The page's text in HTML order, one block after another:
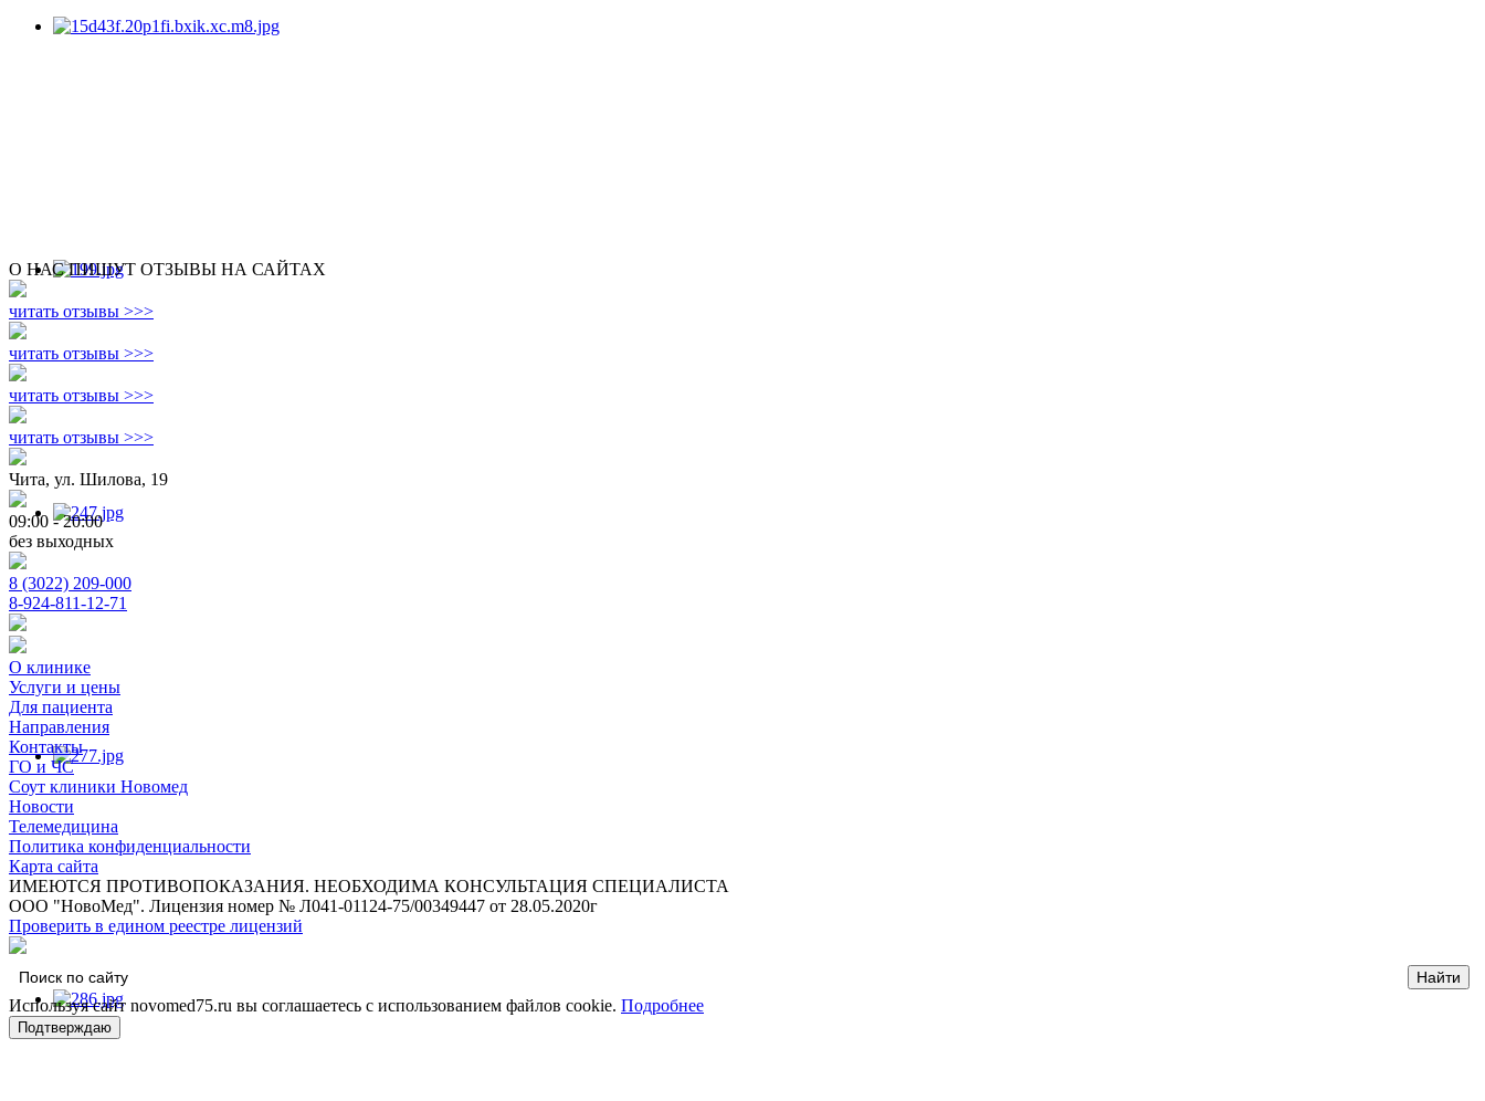
О НАС ПИШУТ ОТЗЫВЫ НА САЙТАХ
читать отзывы >>>
читать отзывы >>>
читать отзывы >>>
читать отзывы >>>
Чита, ул. Шилова, 19
09:00 - 20:00
без выходных
8 (3022) 209-000
8-924-811-12-71
О клинике
Услуги и цены
Для пациента
Направления
Контакты
ГО и ЧС
Соут клиники Новомед
Новости
Телемедицина
Политика конфиденциальности
Карта сайта
ИМЕЮТСЯ ПРОТИВОПОКАЗАНИЯ. НЕОБХОДИМА КОНСУЛЬТАЦИЯ СПЕЦИАЛИСТА
ООО "НовоМед". Лицензия номер № Л041-01124-75/00349447 от 28.05.2020г
Проверить в едином реестре лицензий
Используя сайт novomed75.ru вы соглашаетесь с использованием файлов cookie. Подробнее
Подтверждаю